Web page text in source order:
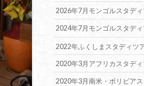
2026年7月モンゴルスタデ
2024年7月モンゴルスタデ
2022年ふくしまスタディツ
2020年3月アフリカスタデ
2020年3月南米・ボリビア